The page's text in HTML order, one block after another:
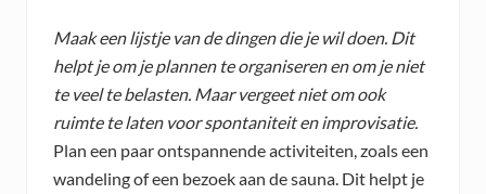
Maak een lijstje van de dingen die je wil doen. Dit
helpt je om je plannen te organiseren en om je niet
te veel te belasten. Maar vergeet niet om ook
ruimte te laten voor spontaniteit en improvisatie.
Plan een paar ontspannende activiteiten, zoals een
wandeling of een bezoek aan de sauna. Dit helpt je